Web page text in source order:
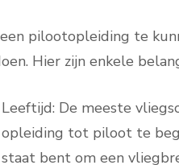
pilootopleiding te
Hier zijn enkele
Leeftijd: De meeste
opleiding tot piloot te
staat bent om een